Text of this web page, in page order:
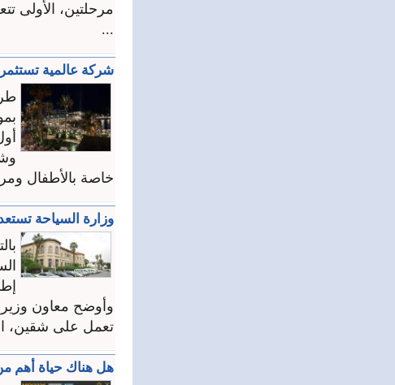
مرحلتين، الأولى
...
شركة عالمية
خاصة بالأطفال
وزارة السياحة
وأوضح معاون وزير
تعمل على شقين،
هل هناك حياة أهم